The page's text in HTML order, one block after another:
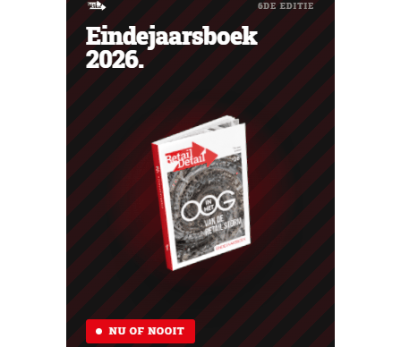
uitbouwen.